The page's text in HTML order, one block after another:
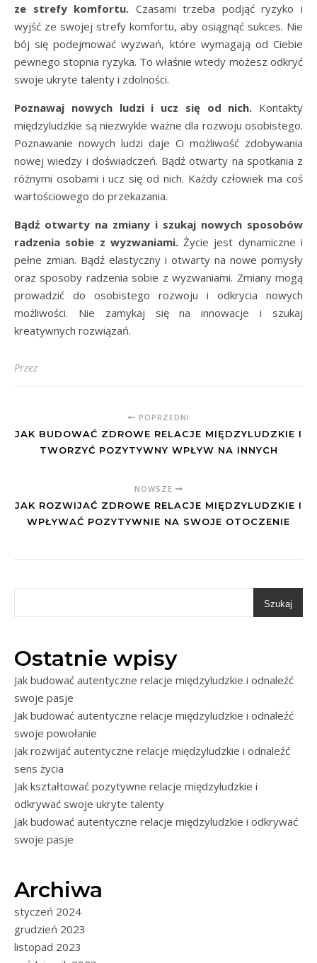
ze strefy komfortu. Czasami trzeba podjąć ryzyko i
wyjść ze swojej strefy komfortu, aby osiągnąć sukces. Nie
bój się podejmować wyzwań, które wymagają od Ciebie
pewnego stopnia ryzyka. To właśnie wtedy możesz odkryć
swoje ukryte talenty i zdolności.
Poznawaj nowych ludzi i ucz się od nich. Kontakty
międzyludzkie są niezwykle ważne dla rozwoju osobistego.
Poznawanie nowych ludzi daje Ci możliwość zdobywania
nowej wiedzy i doświadczeń. Bądź otwarty na spotkania z
różnymi osobami i ucz się od nich. Każdy człowiek ma coś
wartościowego do przekazania.
Bądź otwarty na zmiany i szukaj nowych sposobów
radzenia sobie z wyzwaniami.Życie jest dynamiczne i
pełne zmian. Bądź elastyczny i otwarty na nowe pomysły
oraz sposoby radzenia sobie z wyzwaniami. Zmiany mogą
prowadzić do osobistego rozwoju i odkrycia nowych
możliwości. Nie zamykaj się na innowacje i szukaj
kreatywnych rozwiązań.
Przez
POPRZEDNI
JAK BUDOWAĆ ZDROWE RELACJE MIĘDZYLUDZKIE I
TWORZYĆ POZYTYWNY WPŁYW NA INNYCH
NOWSZE
JAK ROZWIJAĆ ZDROWE RELACJE MIĘDZYLUDZKIE I
WPŁYWAĆ POZYTYWNIE NA SWOJE OTOCZENIE
Szukaj
Ostatnie wpisy
Jak budować autentyczne relacje międzyludzkie i odnaleźć
swoje pasje
Jak budować autentyczne relacje międzyludzkie i odnaleźć
swoje powołanie
Jak rozwijać autentyczne relacje międzyludzkie i odnaleźć
sens życia
Jak kształtować pozytywne relacje międzyludzkie i
odkrywać swoje ukryte talenty
Jak budować autentyczne relacje międzyludzkie i odkrywać
swoje pasje
Archiwa
styczeń 2024
grudzień 2023
listopad 2023